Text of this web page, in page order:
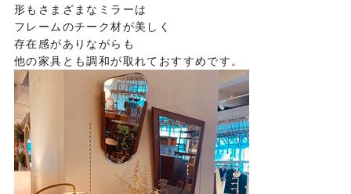
形もさまざまなミラーは
フレームのチーク材が美しく
存在感がありながらも
他の家具とも調和が取れておすすめです。